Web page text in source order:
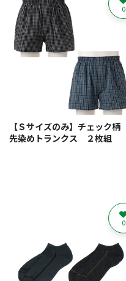
【Ｓサイズのみ】チェック柄
先染めトランクス ２枚組
0
0